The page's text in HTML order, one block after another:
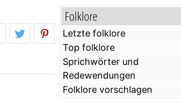
Folklore
Letzte folklore
Top folklore
Sprichwörter und
Redewendungen
Folklore vorschlagen